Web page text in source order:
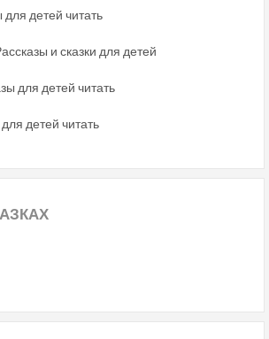
детей читать
и сказки для детей
для детей читать
детей читать